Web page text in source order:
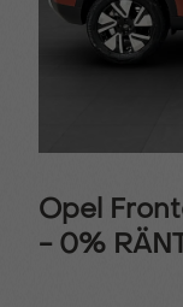
Opel
- 0%